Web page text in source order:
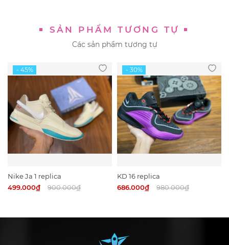
SẢN PHẨM TƯƠNG TỰ
Các sản phẩm tương tự
Nike Ja 1 replica
499.000₫
900.000₫
KD 16 replica
686.000₫
980.000₫